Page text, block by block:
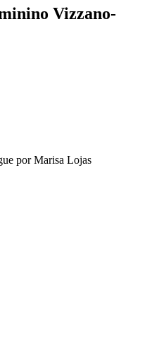
Vizzano-
por Marisa Lojas